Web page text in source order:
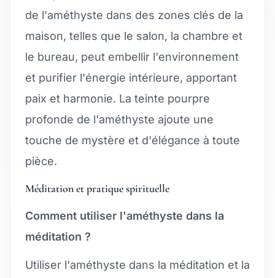
de l'améthyste dans des zones clés de la
maison, telles que le salon, la chambre et
le bureau, peut embellir l'environnement
et purifier l'énergie intérieure, apportant
paix et harmonie. La teinte pourpre
profonde de l'améthyste ajoute une
touche de mystère et d'élégance à toute
pièce.
Méditation et pratique spirituelle
Comment utiliser l'améthyste dans la
méditation ?
Utiliser l'améthyste dans la méditation et la